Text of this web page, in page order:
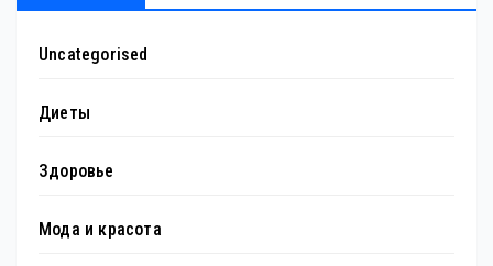
Uncategorised
Диеты
Здоровье
Мода и красота